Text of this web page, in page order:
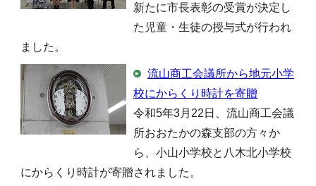
新たに市長表彰の受賞が決定し
た児童・生徒の授与式が行われ
ました。
流山商工会議所から地元小学
校にからくり時計を寄贈
令和5年3月22日、流山商工会議
所おおたかの森支部の方々か
ら、小山小学校と八木北小学校
にからくり時計が寄贈されました。